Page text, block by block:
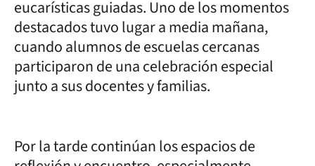
eucarísticas guiadas. Uno de los momentos
destacados tuvo lugar a media mañana,
cuando alumnos de escuelas cercanas
participaron de una celebración especial
junto a sus docentes y familias.
Por la tarde continúan los espacios de